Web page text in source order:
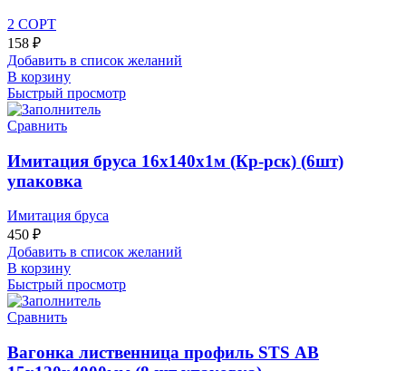
2 СОРТ
158 ₽
Добавить в список желаний
В корзину
Быстрый просмотр
Сравнить
Имитация бруса 16х140х1м (Кр-рск) (6шт)
упаковка
Имитация бруса
450 ₽
Добавить в список желаний
В корзину
Быстрый просмотр
Сравнить
Вагонка лиственница профиль STS АВ